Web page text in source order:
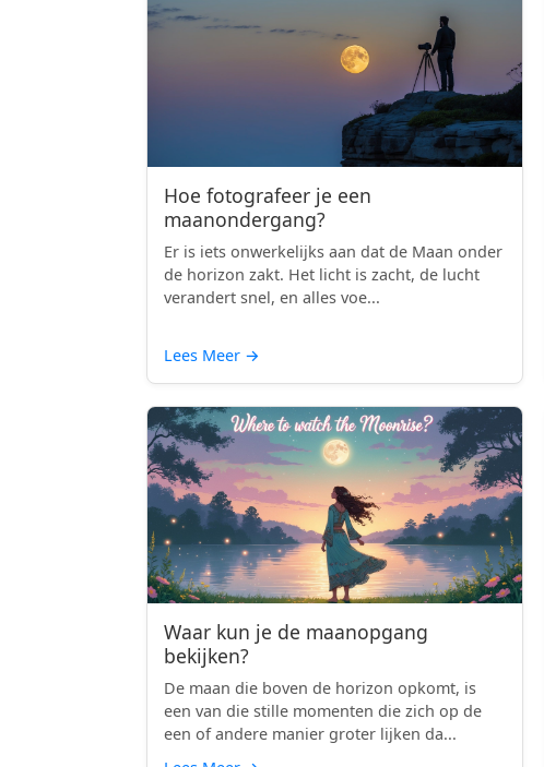
Hoe fotografeer je een
maanondergang?
Er is iets onwerkelijks aan dat de Maan onder
de horizon zakt. Het licht is zacht, de lucht
verandert snel, en alles voe...
Lees Meer →
Waar kun je de maanopgang
bekijken?
De maan die boven de horizon opkomt, is
een van die stille momenten die zich op de
een of andere manier groter lijken da...